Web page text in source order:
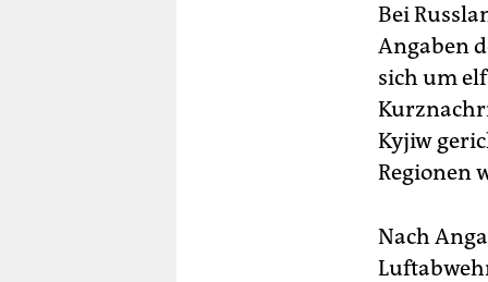
Bei
Angaben
sich um
Kyjiw
Regionen
Nach